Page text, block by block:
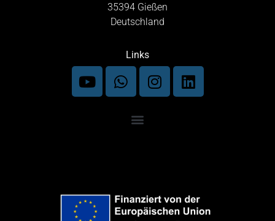
35394 Gießen
Deutschland
Links